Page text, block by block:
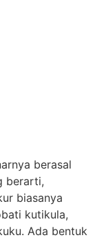
berasal
berarti,
biasanya
kutikula,
Ada bentuk